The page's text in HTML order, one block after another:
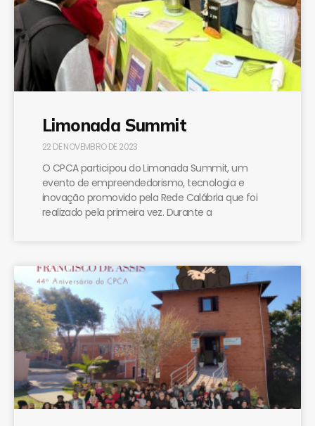
Limonada Summit
22 DE NOVEMBRO DE 2023
O CPCA participou do Limonada Summit, um
evento de empreendedorismo, tecnologia e
inovação promovido pela Rede Calábria que foi
realizado pela primeira vez. Durante a